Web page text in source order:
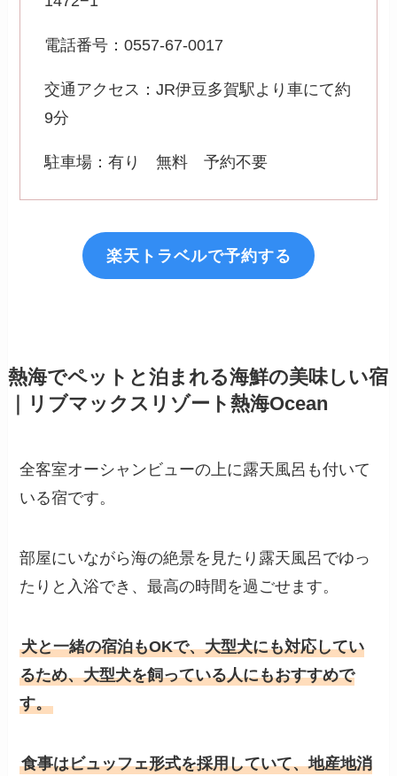
電話番号：0557-67-0017
交通アクセス：JR伊豆多賀駅より車にて約
9分
駐車場：有り 無料 予約不要
楽天トラベルで予約する
熱海でペットと泊まれる海鮮の美味しい宿
｜リブマックスリゾート熱海Ocean
全客室オーシャンビューの上に露天風呂も付いて
いる宿です。
部屋にいながら海の絶景を見たり露天風呂でゆっ
たりと入浴でき、最高の時間を過ごせます。
犬と一緒の宿泊もOKで、大型犬にも対応してい
るため、大型犬を飼っている人にもおすすめで
す。
食事はビュッフェ形式を採用していて、地産地消